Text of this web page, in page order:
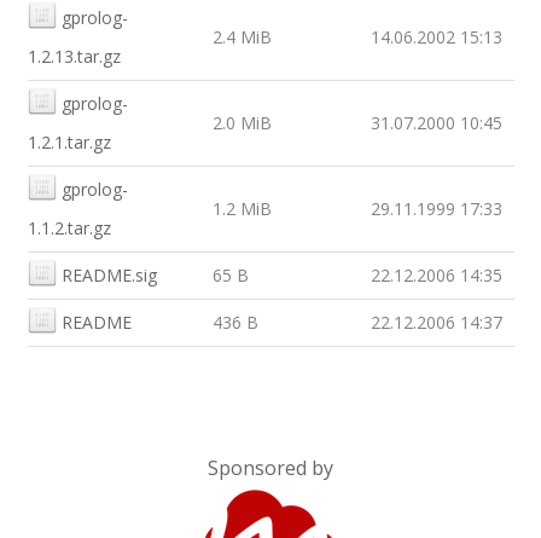
gprolog-
1.2.13.tar.gz
2.4 MiB 14.06.2002 15:13
gprolog-
1.2.1.tar.gz
2.0 MiB 31.07.2000 10:45
gprolog-
1.1.2.tar.gz
1.2 MiB 29.11.1999 17:33
README.sig 65 B 22.12.2006 14:35
README 436 B 22.12.2006 14:37
Sponsored by